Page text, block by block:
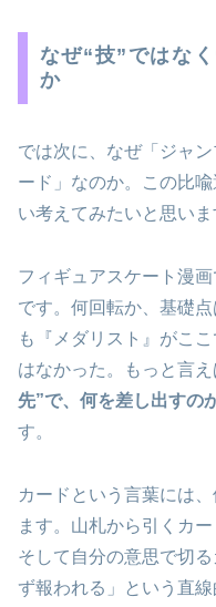
なぜ“技”ではな
か
では次に、なぜ「ジャ
ード」なのか。この比
い考えてみたいと思いま
フィギュアスケート漫
です。何回転か、基礎
も『メダリスト』がこ
はなかった。もっと言え
先”で、何を差し出すの
す。
カードという言葉には
ます。山札から引くカ
そして自分の意思で切
ず報われる」という直